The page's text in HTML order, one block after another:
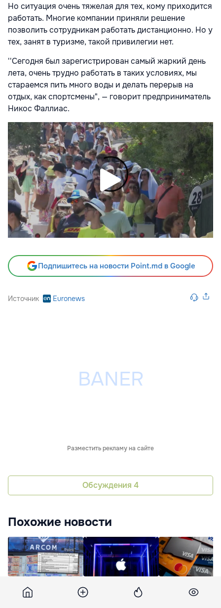
Но ситуация очень тяжелая для тех, кому приходится
работать. Многие компании приняли решение
позволить сотрудникам работать дистанционно. Но у
тех, занят в туризме, такой привилегии нет.
''Сегодня был зарегистрирован самый жаркий день
лета, очень трудно работать в таких условиях, мы
стараемся пить много воды и делать перерыв на
отдых, как спортсмены", — говорит предприниматель
Никос Фаллиас.
Подпишитесь на новости Point.md в Google
Источник Euronews
Разместить рекламу на сайте
Обсуждения 4
Похожие новости
ARCOM направит
почти 15 млн леев на
Apple расширяет
дело против OpenAI:
2600